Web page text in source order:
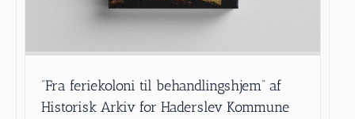
”Fra feriekoloni til behandlingshjem” af
Historisk Arkiv for Haderslev Kommune